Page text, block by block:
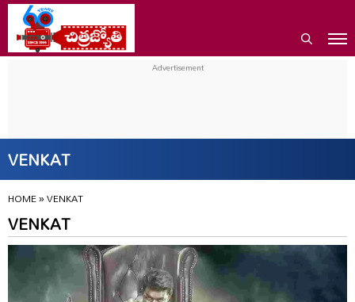
VENKAT
HOME»VENKAT
VENKAT